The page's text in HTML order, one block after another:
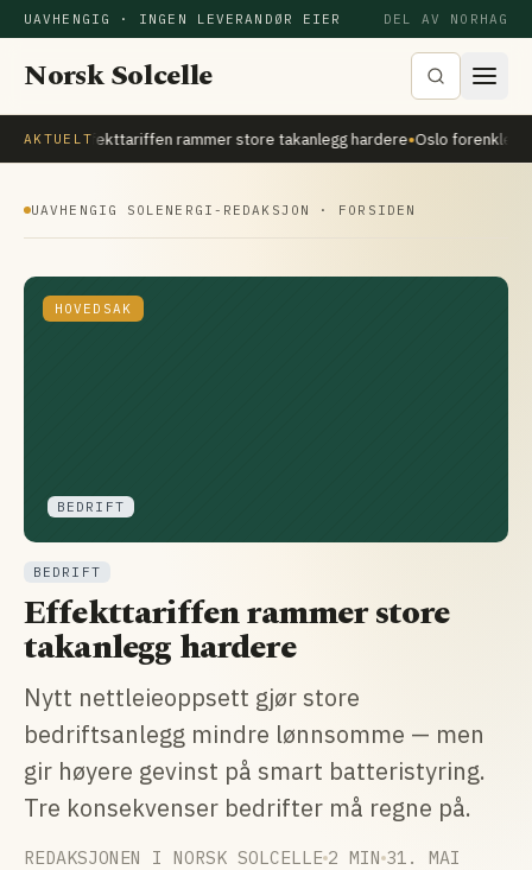
UAVHENGIG · INGEN LEVERANDØR EIER DEL AV NORHAG
Norsk Solcelle
AKTUELT
• Effekttariffen rammer store takanlegg hardere•Oslo forenkler
UAVHENGIG SOLENERGI-REDAKSJON · FORSIDEN
HOVEDSAK
BEDRIFT
BEDRIFT
Effekttariffen rammer store
takanlegg hardere
Nytt nettleieoppsett gjør store
bedriftsanlegg mindre lønnsomme — men
gir høyere gevinst på smart batteristyring.
Tre konsekvenser bedrifter må regne på.
REDAKSJONEN I NORSK SOLCELLE 2 MIN 31. MAI